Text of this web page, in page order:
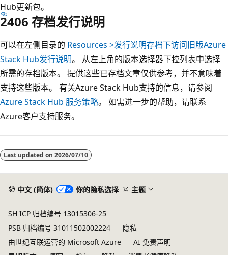
Hub更新包。
2406 存档发行说明
可以在左侧目录的 Resources >发行说明存档下访问旧版Azure
Stack Hub发行说明。 从左上角的版本选择器下拉列表中选择
所需的存档版本。 提供这些已存档文章仅供参考，并不意味着
支持这些版本。 有关Azure Stack Hub支持的信息，请参阅
Azure Stack Hub 服务策略。 如需进一步的帮助，请联系
Azure客户支持服务。
模
式
Last updated on 2026/07/10
中文 (简体) 你的隐私选择 主题
SH ICP 归档编号 13015306-25
PSB 归档编号 31011502002224
隐私
由世纪互联运营的 Microsoft Azure
AI 免责声明